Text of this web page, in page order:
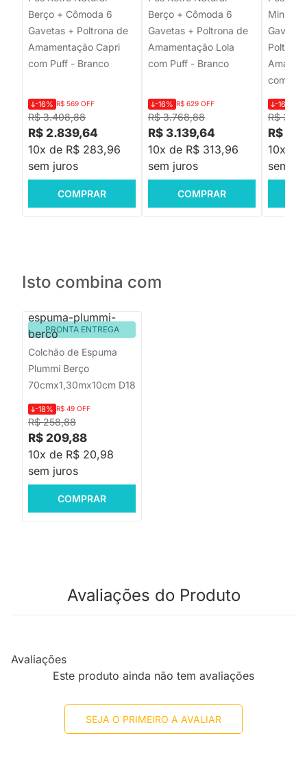
Berço + Cômoda 6
Gavetas + Poltrona de
Amamentação Capri
com Puff - Branco
R$ 3.408,88
-16% R$ 569 OFF
R$ 2.839,64
10x de R$ 283,96
sem juros
COMPRAR
Berço + Cômoda 6
Gavetas + Poltrona de
Amamentação Lola
com Puff - Branco
R$ 3.768,88
-16% R$ 629 OFF
R$ 3.139,64
10x de R$ 313,96
sem juros
COMPRAR
Mini
com
R$
-16%
R$
10x de
sem
Isto combina com
PRONTA ENTREGA
Colchão de Espuma
Plummi Berço
70cmx1,30mx10cm D18
R$ 258,88
-18% R$ 49 OFF
R$ 209,88
10x de R$ 20,98
sem juros
COMPRAR
Avaliações do Produto
Avaliações
Este produto ainda não tem avaliações
SEJA O PRIMEIRO A AVALIAR